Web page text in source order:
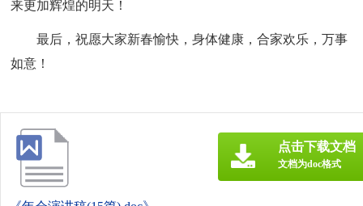
来更加辉煌的明天！
最后，祝愿大家新春愉快，身体健康，合家欢乐，万事
如意！
点击下载文档
文档为doc格式